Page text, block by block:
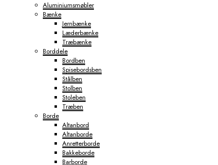
Aluminiumsmøbler
Bænke
Jernbænke
Læderbænke
Træbænke
Borddele
Bordben
Spisebordsben
Stålben
Stolben
Stoleben
Træben
Borde
Altanbord
Altanborde
Anretterborde
Bakkeborde
Barborde